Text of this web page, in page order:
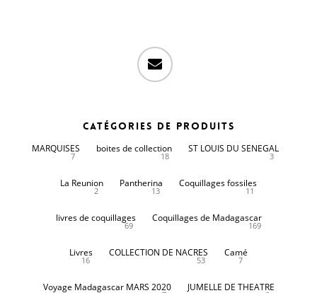
email
Catégories de produits
MARQUISES
7
boites de collection
18
ST LOUIS DU SENEGAL
3
La Reunion
2
Pantherina
13
Coquillages fossiles
11
livres de coquillages
69
Coquillages de Madagascar
169
Livres
16
COLLECTION DE NACRES
53
Camé
7
Voyage Madagascar MARS 2020 JUMELLE DE THEATRE